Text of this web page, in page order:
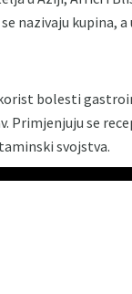
nazivaju kupina,
bolesti
Primjenjuju se
svojstva.